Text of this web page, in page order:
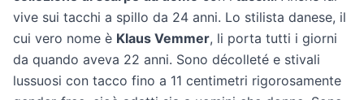
vive sui tacchi a spillo da 24 anni. Lo stilista danese, il
cui vero nome è Klaus Vemmer, li porta tutti i giorni
da quando aveva 22 anni. Sono décolleté e stivali
lussuosi con tacco fino a 11 centimetri rigorosamente